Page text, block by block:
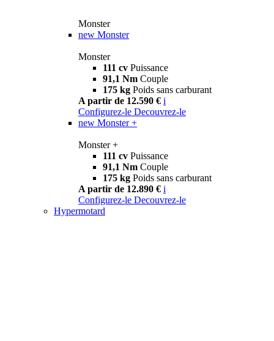
Monster
new Monster
Monster
111 cv Puissance
91,1 Nm Couple
175 kg Poids sans carburant
A partir de 12.590 € i
Configurez-le Decouvrez-le
new Monster +
Monster +
111 cv Puissance
91,1 Nm Couple
175 kg Poids sans carburant
A partir de 12.890 € i
Configurez-le Decouvrez-le
Hypermotard